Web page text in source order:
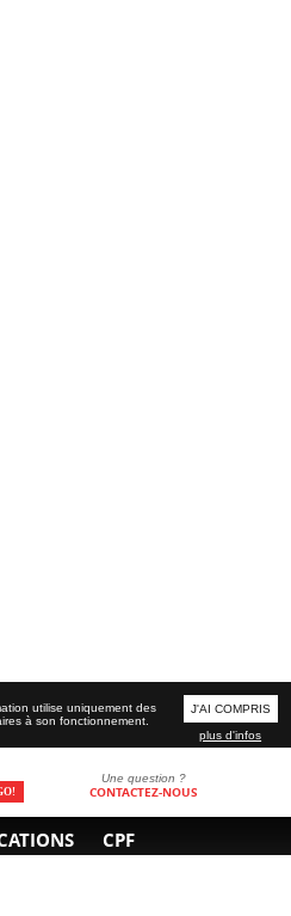
Une question ?
CONTACTEZ-NOUS
CPF
utilise uniquement des
à son fonctionnement.
J'AI COMPRIS
plus d'infos